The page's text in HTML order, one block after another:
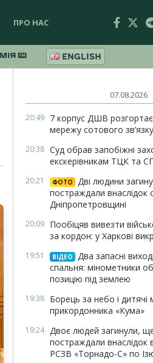
ПРО НАС
ENGLISH
07.08.2026
20:49 7 корпус ДШВ
мережу сотового зв’язку
20:38 Суд обрав запобіжні
екскерівникам ТЦК та
20:21 ФОТО
Дві людини
постраждали внаслідок
Дніпропетровщині
20:09 Пообіцяв вивезти
за кордон: у Харкові
19:51 ВІДЕО
Два запасні
спальня: мінометники
позицію під землею
19:38 Борець за небо і дитячі
прикордонника «Кума»
19:24 Двоє людей загинули,
постраждали внаслідок
РСЗВ «Торнадо-С» по